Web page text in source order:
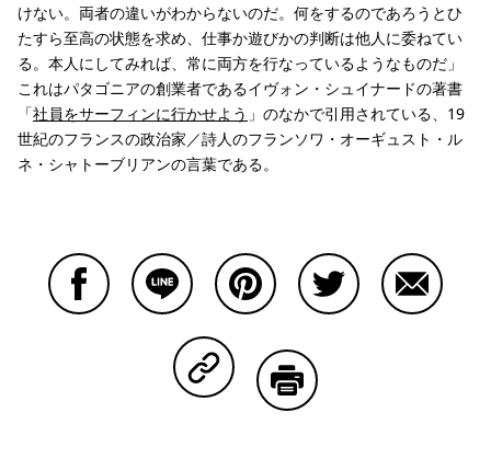
けない。両者の違いがわからないのだ。何をするのであろうとひ
たすら至高の状態を求め、仕事か遊びかの判断は他人に委ねてい
る。本人にしてみれば、常に両方を行なっているようなものだ」
これはパタゴニアの創業者であるイヴォン・シュイナードの著書
「社員をサーフィンに行かせよう 」のなかで引用されている、19
世紀のフランスの政治家／詩人のフランソワ・オーギュスト・ル
ネ・シャトーブリアンの言葉である。
Copy Linkで共有する